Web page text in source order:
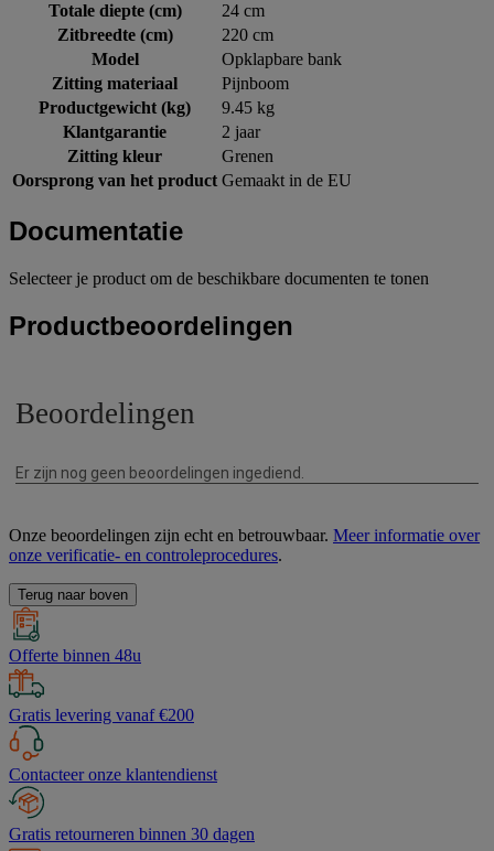
Totale diepte (cm)
24 cm
Zitbreedte (cm)
220 cm
Model
Opklapbare bank
Zitting materiaal
Pijnboom
Productgewicht (kg)
9.45 kg
Klantgarantie
2 jaar
Zitting kleur
Grenen
Oorsprong van het product Gemaakt in de EU
Documentatie
Selecteer je product om de beschikbare documenten te tonen
Productbeoordelingen
Onze beoordelingen zijn echt en betrouwbaar. Meer informatie over
onze verificatie- en controleprocedures.
Terug naar boven
Offerte binnen 48u
Gratis levering vanaf €200
Contacteer onze klantendienst
Gratis retourneren binnen 30 dagen